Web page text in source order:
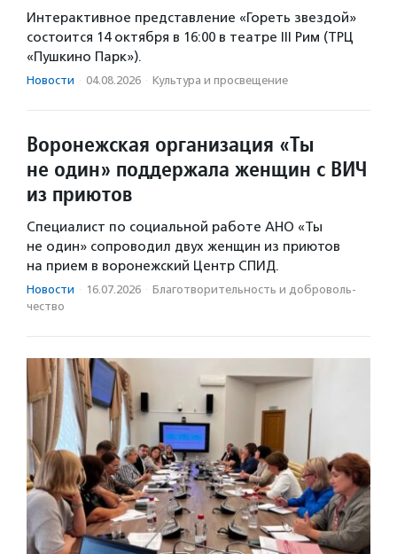
Интерактивное представление «Гореть звездой»
состоится 14 октября в 16:00 в театре III Рим (ТРЦ
«Пушкино Парк»).
Новости · 04.08.2026 · Культура и просвещение
Воронежская организация «Ты
не один» поддержала женщин с ВИЧ
из приютов
Специалист по социальной работе АНО «Ты
не один» сопроводил двух женщин из приютов
на прием в воронежский Центр СПИД.
Новости · 16.07.2026 · Благотвори­тель­ность и доброволь­
чест­во